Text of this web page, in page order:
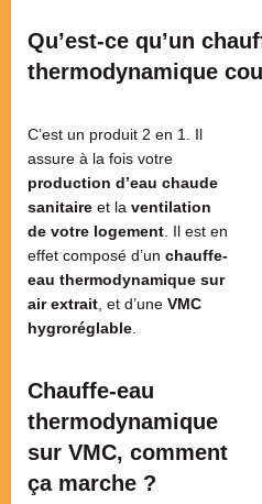
Qu’est-ce qu’un
thermodynamique
C’est un produit 2 en 1. Il
assure à la fois votre
production d’eau chaude
sanitaire et la ventilation
de votre logement . Il est en
effet composé d’un chauffe-
eau thermodynamique sur
air extrait , et d’une VMC
hygroréglable
Chauffe-eau
thermodynamique
sur VMC, comment
ça marche ?